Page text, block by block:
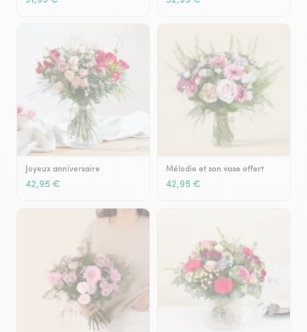
Joyeux anniversaire
42,95 €
Mélodie et son vase offert
42,95 €